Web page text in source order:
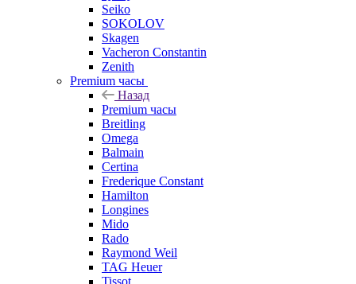
Seiko
SOKOLOV
Skagen
Vacheron Constantin
Zenith
Premium часы
Назад
Premium часы
Breitling
Omega
Balmain
Certina
Frederique Constant
Hamilton
Longines
Mido
Rado
Raymond Weil
TAG Heuer
Tissot